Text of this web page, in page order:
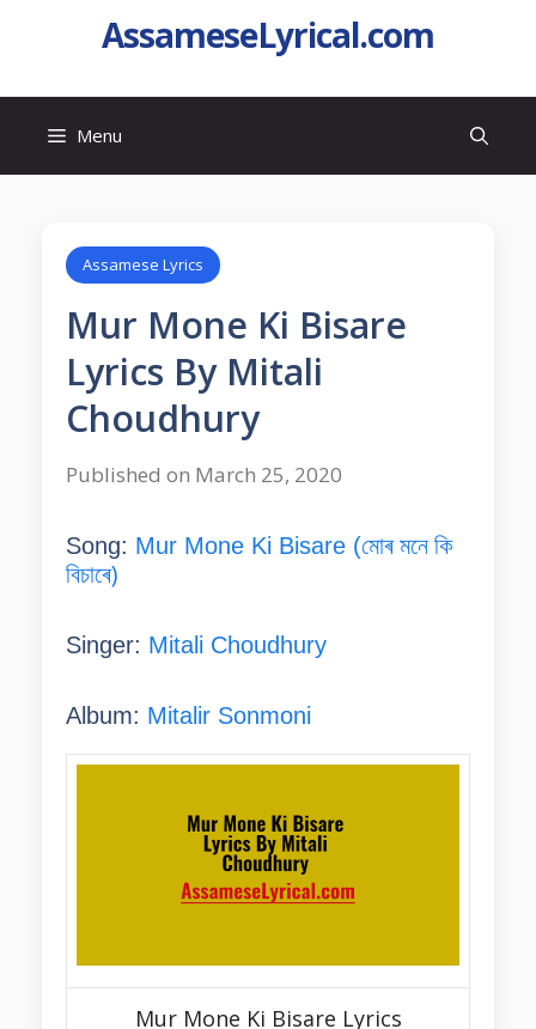
AssameseLyrical.com
Menu
Assamese Lyrics
Mur Mone Ki Bisare
Lyrics By Mitali
Choudhury
Published on March 25, 2020
Song: Mur Mone Ki Bisare (মোৰ মনে কি
বিচাৰে)
Singer: Mitali Choudhury
Album: Mitalir Sonmoni
Mur Mone Ki Bisare Lyrics